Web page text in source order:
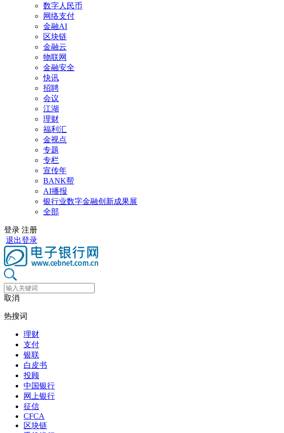
数字人民币
网络支付
金融AI
区块链
金融云
物联网
金融安全
快讯
招聘
会议
江湖
理财
福利汇
金视点
专题
专栏
宣传年
BANK帮
AI播报
银行业数字金融创新成果展
全部
登录 注册
退出登录
取消
热搜词
理财
支付
银联
白皮书
投顾
中国银行
网上银行
征信
CFCA
区块链